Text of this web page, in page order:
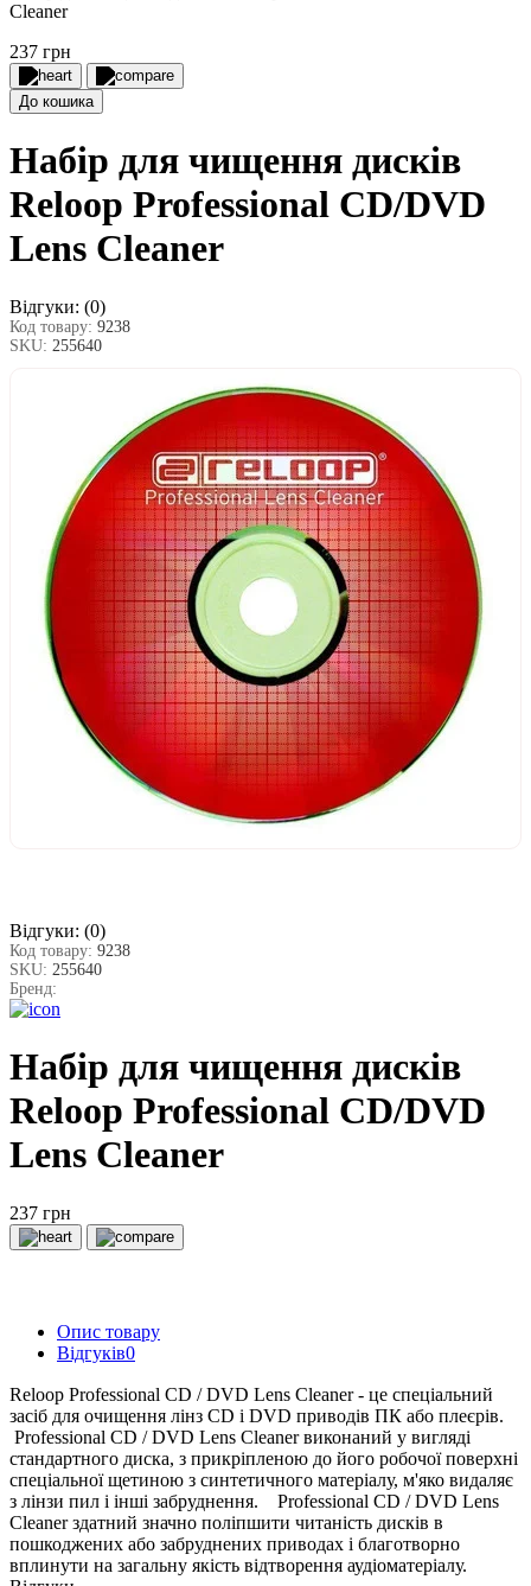
Cleaner
237 грн
До кошика
Набір для чищення дисків
Reloop Professional CD/DVD
Lens Cleaner
Відгуки: (0)
Код товару: 9238
SKU: 255640
Відгуки: (0)
Код товару: 9238
SKU: 255640
Бренд:
Набір для чищення дисків
Reloop Professional CD/DVD
Lens Cleaner
237 грн
Опис товару
Відгуків0
Reloop Professional CD / DVD Lens Cleaner - це спеціальний
засіб для очищення лінз CD і DVD приводів ПК або плеєрів.
Professional CD / DVD Lens Cleaner виконаний у вигляді
стандартного диска, з прикріпленою до його робочої поверхні
спеціальної щетиною з синтетичного матеріалу, м'яко видаляє
з лінзи пил і інші забруднення. Professional CD / DVD Lens
Cleaner здатний значно поліпшити читаність дисків в
пошкоджених або забруднених приводах і благотворно
вплинути на загальну якість відтворення аудіоматеріалу.